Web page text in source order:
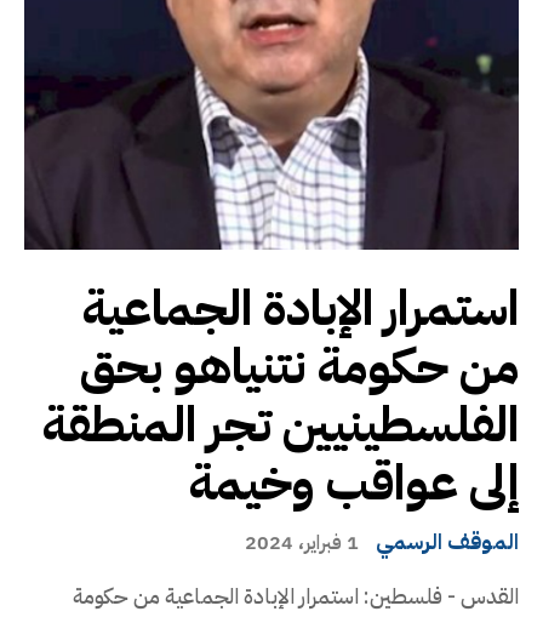
استمرار الإبادة الجماعية
من حكومة نتنياهو بحق
الفلسطينيين تجر المنطقة
إلى عواقب وخيمة
الموقف الرسمي 1 فبراير، 2024
القدس - فلسطين: استمرار الإبادة الجماعية من حكومة